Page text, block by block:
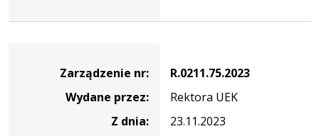
Zarządzenie nr:
R.0211.75.2023
Wydane przez:
Rektora UEK
Z dnia:
23.11.2023